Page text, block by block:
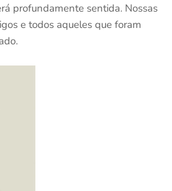
profundamente sentida. Nossas
e todos aqueles que foram